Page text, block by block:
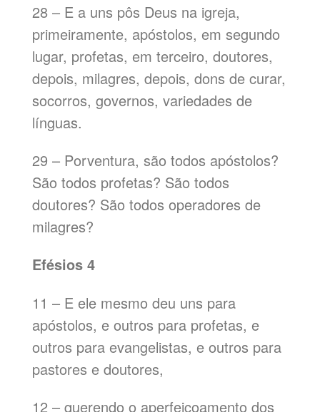
28 – E a uns pôs Deus na igreja,
primeiramente, apóstolos, em segundo
lugar, profetas, em terceiro, doutores,
depois, milagres, depois, dons de curar,
socorros, governos, variedades de
línguas.
29 – Porventura, são todos apóstolos?
São todos profetas? São todos
doutores? São todos operadores de
milagres?
Efésios 4
11 – E ele mesmo deu uns para
apóstolos, e outros para profetas, e
outros para evangelistas, e outros para
pastores e doutores,
12 – querendo o aperfeiçoamento dos